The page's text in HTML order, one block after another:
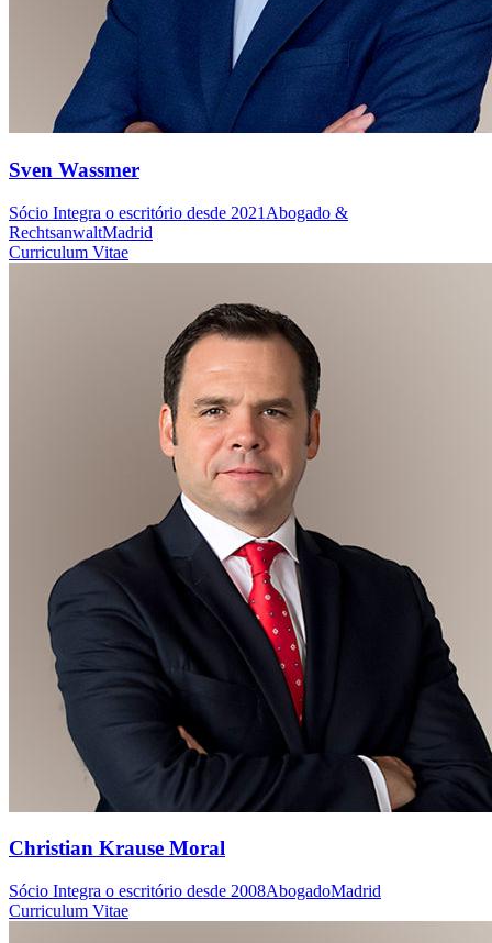
Sven Wassmer
Sócio Integra o escritório desde 2021 Abogado &
RechtsanwaltMadrid
Curriculum Vitae
Christian Krause Moral
Sócio Integra o escritório desde 2008AbogadoMadrid
Curriculum Vitae